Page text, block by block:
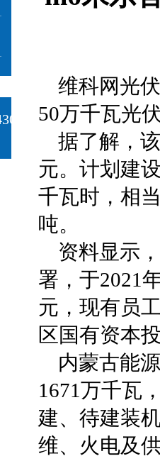
维科网光
50万千瓦光
据了解，
元。计划建
千瓦时，相
吨。
资料显示
署，于2021
元，现有员
区国有资本
内蒙古能
1671万千瓦
建、待建装
维、火电及